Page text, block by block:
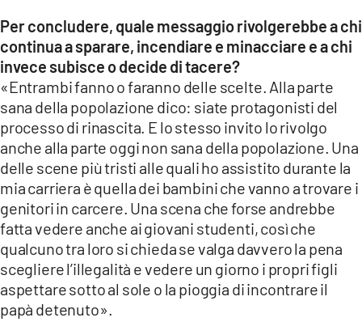
Per concludere, quale messaggio rivolgerebbe a chi
continua a sparare, incendiare e minacciare e a chi
invece subisce o decide di tacere?
«Entrambi fanno o faranno delle scelte. Alla parte
sana della popolazione dico: siate protagonisti del
processo di rinascita. E lo stesso invito lo rivolgo
anche alla parte oggi non sana della popolazione. Una
delle scene più tristi alle quali ho assistito durante la
mia carriera è quella dei bambini che vanno a trovare i
genitori in carcere. Una scena che forse andrebbe
fatta vedere anche ai giovani studenti, così che
qualcuno tra loro si chieda se valga davvero la pena
scegliere l’illegalità e vedere un giorno i propri figli
aspettare sotto al sole o la pioggia di incontrare il
papà detenuto».